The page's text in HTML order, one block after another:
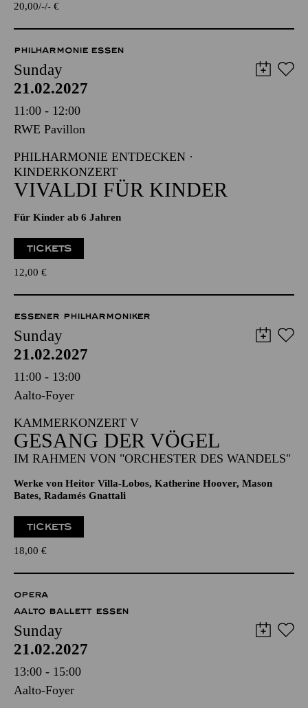
20,00 - - €
PHILHARMONIE ESSEN
Sunday
21.02.2027
11:00 - 12:00
RWE Pavillon
PHILHARMONIE ENTDECKEN ·
KINDERKONZERT
VIVALDI FÜR KINDER
Für Kinder ab 6 Jahren
TICKETS
12,00 €
ESSENER PHILHARMONIKER
Sunday
21.02.2027
11:00 - 13:00
Aalto-Foyer
KAMMERKONZERT V
GESANG DER VÖGEL
IM RAHMEN VON "ORCHESTER DES WANDELS"
Werke von Heitor Villa-Lobos, Katherine Hoover, Mason
Bates, Radamés Gnattali
TICKETS
18,00 €
OPERA
AALTO BALLETT ESSEN
Sunday
21.02.2027
13:00 - 15:00
Aalto-Foyer